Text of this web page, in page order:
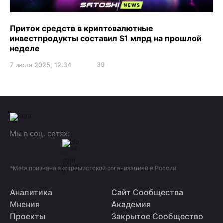
Приток средств в криптовалютные
инвестпродукты составил $1 млрд на прошлой
неделе
7 июля 2025, 12:34 39
Мы в соц. сетях:
*Meta признана экстремистской организацией в России
Аналитика
Мнения
Проекты
Сайт Сообщества
Академия
Закрытое Сообщество